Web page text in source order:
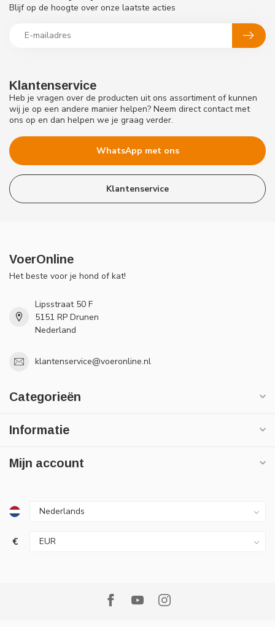
Klantenservice
Heb je vragen over de producten uit ons assortiment of kunnen
wij je op een andere manier helpen? Neem direct contact met
ons op en dan helpen we je graag verder.
WhatsApp met ons
Klantenservice
Blijf op de hoogte over onze laatste acties
VoerOnline
Het beste voor je hond of kat!
Lipsstraat 50 F
5151 RP Drunen
Nederland
klantenservice@voeronline.nl
Categorieën
Informatie
Mijn account
€